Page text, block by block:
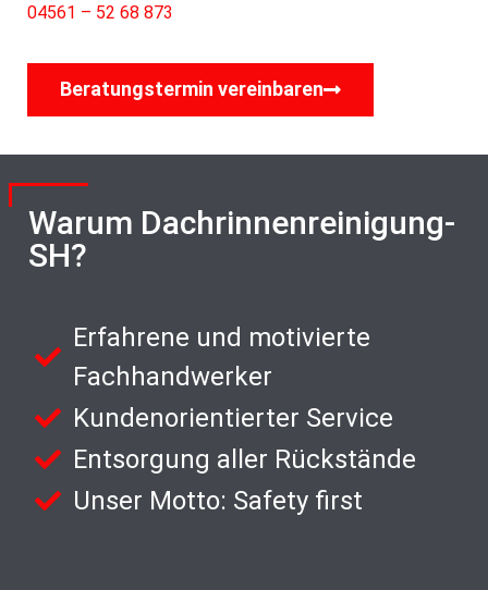
04561 – 52 68 873
Beratungstermin vereinbaren
Warum Dachrinnenreinigung-
SH?
Erfahrene und motivierte
Fachhandwerker
Kundenorientierter Service
Entsorgung aller Rückstände
Unser Motto: Safety first